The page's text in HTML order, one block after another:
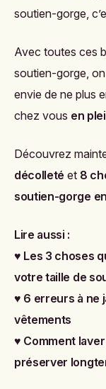
soutien-gorge,
Avec toutes ces
soutien-gorge,
envie de ne plus
chez vous en
Découvrez
décolleté et 8
soutien-gorge
Lire aussi :
♥ Les 3 choses
votre taille de
♥ 6 erreurs à ne
vêtements
♥ Comment
préserver